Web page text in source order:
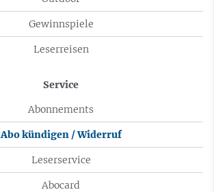
Gewinnspiele
Leserreisen
Service
Abonnements
Abo kündigen / Widerruf
Leserservice
Abocard